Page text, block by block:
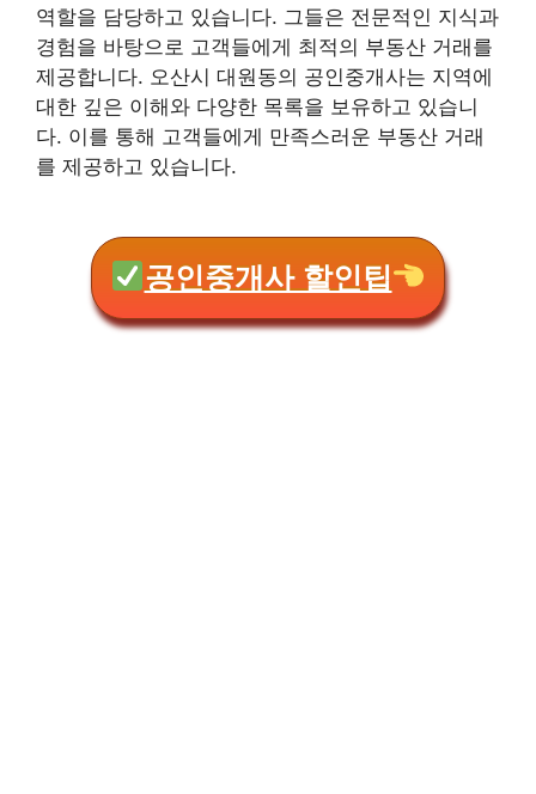
역할을 담당하고 있습니다. 그들은 전문적인 지식과
경험을 바탕으로 고객들에게 최적의 부동산 거래를
제공합니다. 오산시 대원동의 공인중개사는 지역에
대한 깊은 이해와 다양한 목록을 보유하고 있습니
다. 이를 통해 고객들에게 만족스러운 부동산 거래
를 제공하고 있습니다.
공인중개사 할인팁